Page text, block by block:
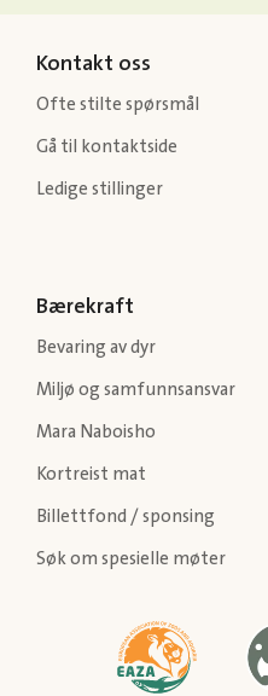
Kontakt oss
Ofte stilte spørsmål
Gå til kontaktside
Ledige stillinger
Bærekraft
Bevaring av dyr
Miljø og samfunnsansvar
Mara Naboisho
Kortreist mat
Billettfond / sponsing
Søk om spesielle møter